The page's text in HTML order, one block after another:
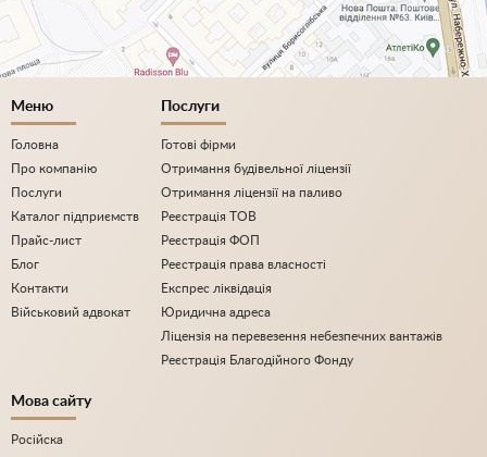
Меню
Головна
Про компанію
Послуги
Каталог підприємств
Прайс-лист
Блог
Контакти
Військовий адвокат
Послуги
Готові фірми
Отримання будівельної ліцензії
Отримання ліцензії на паливо
Реєстрація ТОВ
Реєстрація ФОП
Реєстрація права власності
Експрес ліквідація
Юридична адреса
Ліцензія на перевезення небезпечних вантажів
Реєстрація Благодійного Фонду
Мова сайту
Російска